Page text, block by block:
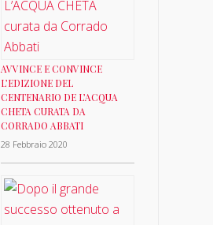
AVVINCE E CONVINCE
L’EDIZIONE DEL
CENTENARIO DE L’ACQUA
CHETA CURATA DA
CORRADO ABBATI
28 Febbraio 2020